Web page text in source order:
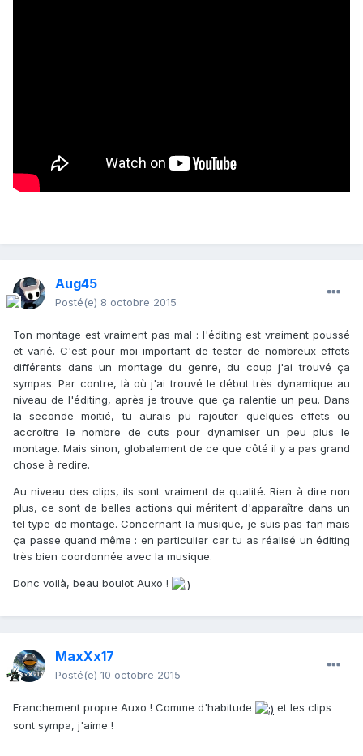
Aug45
Posté(e) 8 octobre 2015
Ton montage est vraiment pas mal : l'éditing est vraiment poussé
et varié. C'est pour moi important de tester de nombreux effets
différents dans un montage du genre, du coup j'ai trouvé ça
sympas. Par contre, là où j'ai trouvé le début très dynamique au
niveau de l'éditing, après je trouve que ça ralentie un peu. Dans
la seconde moitié, tu aurais pu rajouter quelques effets ou
accroitre le nombre de cuts pour dynamiser un peu plus le
montage. Mais sinon, globalement de ce que côté il y a pas grand
chose à redire.
Au niveau des clips, ils sont vraiment de qualité. Rien à dire non
plus, ce sont de belles actions qui méritent d'apparaître dans un
tel type de montage. Concernant la musique, je suis pas fan mais
ça passe quand même : en particulier car tu as réalisé un éditing
très bien coordonnée avec la musique.
Donc voilà, beau boulot Auxo !
MaxXx17
Posté(e) 10 octobre 2015
Franchement propre Auxo ! Comme d'habitude
et les clips
sont sympa, j'aime !